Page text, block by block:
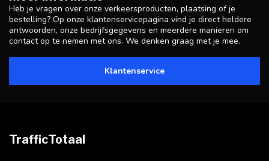
Heb je vragen over onze verkeersproducten, plaatsing of je
bestelling? Op onze klantenservicepagina vind je direct heldere
antwoorden, onze bedrijfsgegevens en meerdere manieren om
contact op te nemen met ons. We denken graag met je mee.
Klantenservice
TrafficTotaal